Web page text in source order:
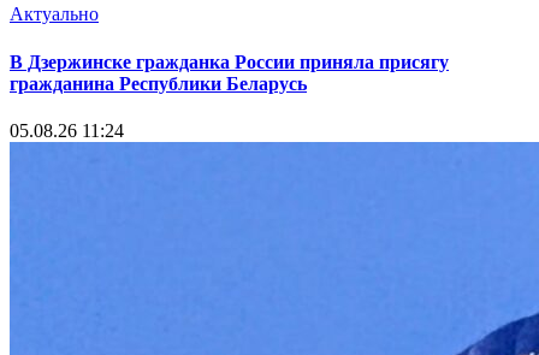
Актуально
В Дзержинске гражданка России приняла присягу
гражданина Республики Беларусь
05.08.26 11:24